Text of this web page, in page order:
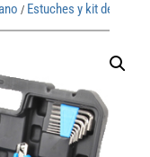
/ Estuches y kit de